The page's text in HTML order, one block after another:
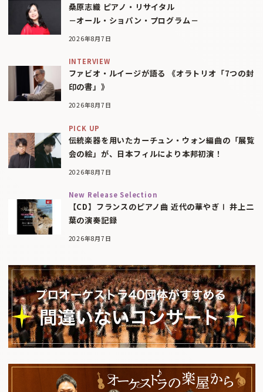
桑原志織 ピアノ・リサイタル
－オール・ショパン・プログラム－
2026年8月7日
INTERVIEW
ファビオ・ルイージが語る 《オラトリオ「7つの封
印の書」》
2026年8月7日
PICK UP
伝統楽器を用いたカーチュン・ウォン編曲の「展覧
会の絵」が、日本フィルにより本邦初演！
2026年8月7日
New Release Selection
【CD】フランスのピアノ曲 近代の華やぎⅠ 井上二
葉の演奏記録
2026年8月7日